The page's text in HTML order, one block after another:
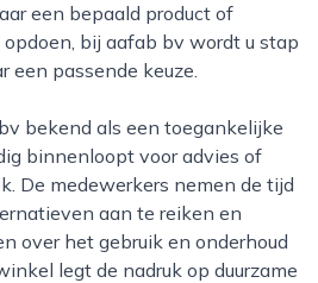
een bepaald product of
bij aafab bv wordt u stap
een passende keuze.
binnenloopt voor advies of
De medewerkers nemen de tijd
aan te reiken en
over het gebruik en onderhoud
legt de nadruk op duurzame